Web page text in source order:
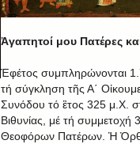
Ἀγαπητοί μου Πατέρες
Ἐφέτος συμπληρώνονται
τή σύγκληση τῆς Α΄
Συνόδου τό ἒτος 325 μ.Χ.
Βιθυνίας, μέ τή συμμετοχή
Θεοφόρων Πατέρων. Ἡ